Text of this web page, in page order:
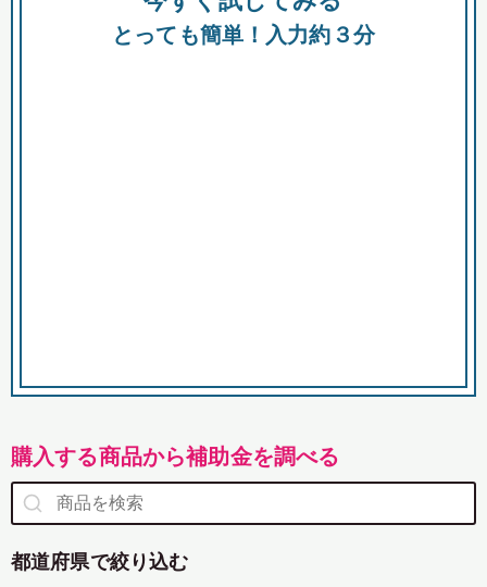
とっても簡単！入力約３分
購入する商品から補助金を調べる
都道府県で絞り込む